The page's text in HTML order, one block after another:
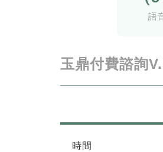
玉鼎付費諮詢
時間